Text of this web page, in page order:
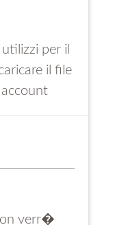
per il
il file
verr�